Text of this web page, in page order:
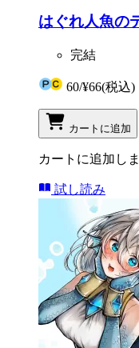
はぐれ人魚の
完結
60/¥66(税込)
カートに追加
カートに追加し
試し読み